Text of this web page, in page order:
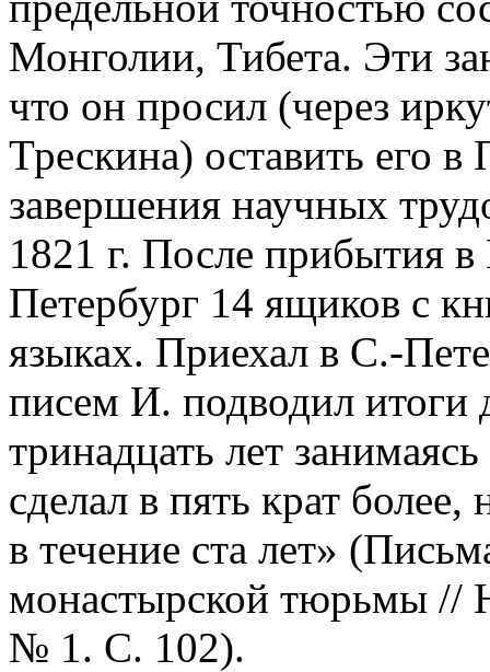
Монголии, Тибета. Эти
что он просил (через
Трескина) оставить его в
завершения научных
1821 г. После прибытия
Петербург 14 ящиков с
языках. Приехал в С.-
писем И. подводил итоги
тринадцать лет
сделал в пять крат
в течение ста лет»
монастырской тюрьмы //
№ 1. С. 102).